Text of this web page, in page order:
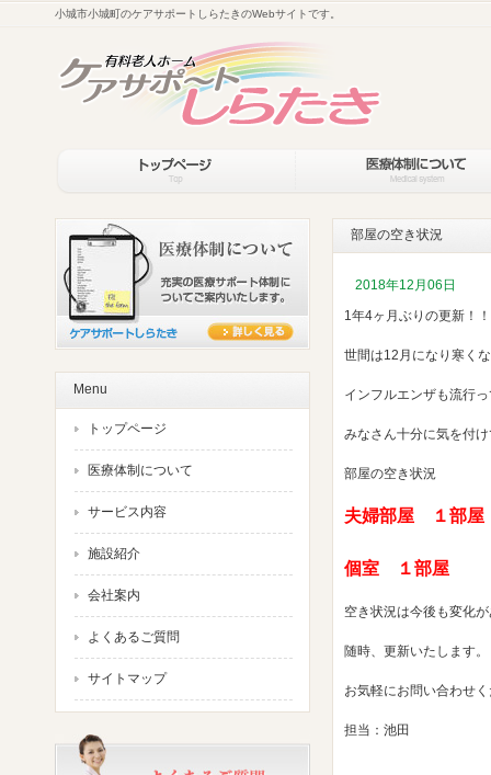
小城市小城町のケアサポートしらたきのWebサイトです。
部屋の空き状況
2018年12月06日
1年4ヶ月ぶりの更新！！
世間は12月になり寒く
インフルエンザも流行
みなさん十分に気を付
部屋の空き状況
夫婦部屋 １部屋
個室 １部屋
空き状況は今後も変化
随時、更新いたします。
お気軽にお問い合わせ
担当：池田
Menu
トップページ
医療体制について
サービス内容
施設紹介
会社案内
よくあるご質問
サイトマップ